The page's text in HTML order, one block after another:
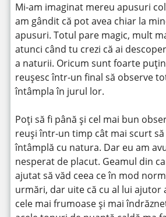
Mi-am imaginat mereu apusuri
am gândit că pot avea chiar la
apusuri. Totul pare magic, mult
atunci când tu crezi că ai
a naturii. Oricum sunt foarte
reușesc într-un final să observe
întâmpla în jurul lor.
Poți să fi până și cel mai bun
reuși într-un timp cât mai scurt
întâmplă cu natura. Dar eu am
nesperat de placut. Geamul din
ajutat să văd ceea ce în mod
urmări, dar uite că cu al lui ajutor
cele mai frumoase și mai